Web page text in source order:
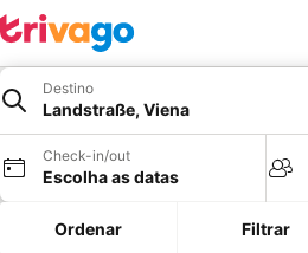
Destino
Landstraße, Viena
Check-in/out
Escolha as datas
Ordenar Filtrar